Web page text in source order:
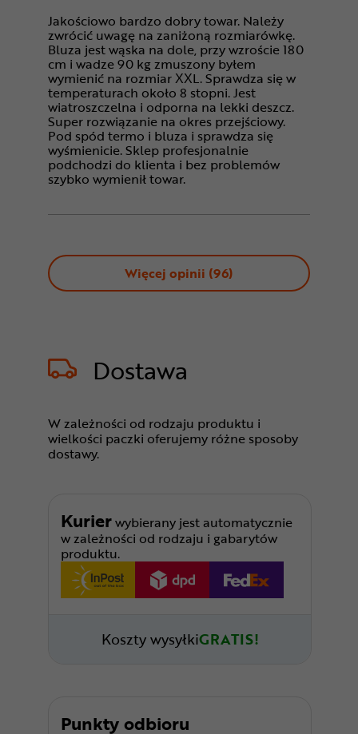
Jakościowo bardzo dobry towar. Należy
zwrócić uwagę na zaniżoną rozmiarówkę.
Bluza jest wąska na dole, przy wzroście 180
cm i wadze 90 kg zmuszony byłem
wymienić na rozmiar XXL. Sprawdza się w
temperaturach około 8 stopni. Jest
wiatroszczelna i odporna na lekki deszcz.
Super rozwiązanie na okres przejściowy.
Pod spód termo i bluza i sprawdza się
wyśmienicie. Sklep profesjonalnie
podchodzi do klienta i bez problemów
szybko wymienił towar.
Więcej opinii (96)
Dostawa
W zależności od rodzaju produktu i
wielkości paczki oferujemy różne sposoby
dostawy.
Kurierwybierany jest automatycznie
w zależności od rodzaju i gabarytów
produktu.
Koszty wysyłkiGRATIS!
Punkty odbioru